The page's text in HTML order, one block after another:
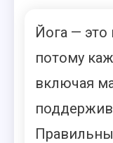
Йога — это
потому
включая